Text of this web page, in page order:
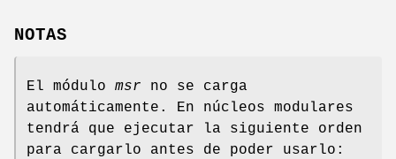
NOTAS
El módulo msr no se carga
automáticamente. En núcleos modulares
tendrá que ejecutar la siguiente orden
para cargarlo antes de poder usarlo: